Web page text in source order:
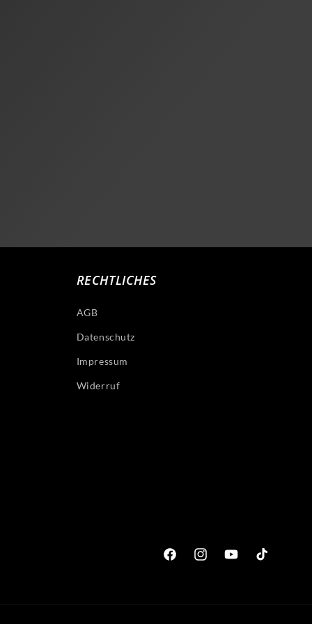
RECHTLICHES
AGB
Datenschutz
Impressum
Widerruf
FacebookInstagramYouTubeTikTok